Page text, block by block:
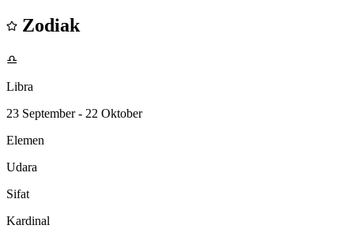
Zodiak
♎
Libra
23 September - 22 Oktober
Elemen
Udara
Sifat
Kardinal